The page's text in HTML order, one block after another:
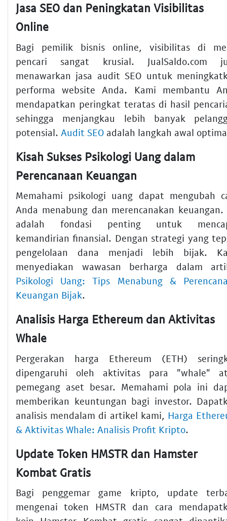
Jasa SEO dan Peningkatan Visibilitas
Online
Bagi pemilik bisnis online, visibilitas di
pencari sangat krusial. JualSaldo.com
menawarkan jasa audit SEO untuk
performa website Anda. Kami membantu
mendapatkan peringkat teratas di hasil
sehingga menjangkau lebih banyak
potensial. Audit SEO adalah langkah awal
Kisah Sukses Psikologi Uang dalam
Perencanaan Keuangan
Memahami psikologi uang dapat mengubah
Anda menabung dan merencanakan
adalah fondasi penting untuk
kemandirian finansial. Dengan strategi yang
pengelolaan dana menjadi lebih bijak.
menyediakan wawasan berharga dalam
Psikologi Uang: Tips Menabung &
Keuangan Bijak.
Analisis Harga Ethereum dan Aktivitas
Whale
Pergerakan harga Ethereum (ETH)
dipengaruhi oleh aktivitas para "whale"
pemegang aset besar. Memahami pola ini
memberikan keuntungan bagi investor.
analisis mendalam di artikel kami, Harga
& Aktivitas Whale: Analisis Profit Kripto.
Update Token HMSTR dan Hamster
Kombat Gratis
Bagi penggemar game kripto, update
mengenai token HMSTR dan cara